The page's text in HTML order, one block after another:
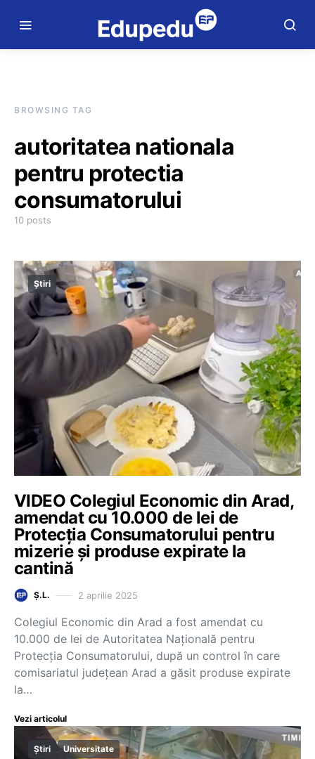
BROWSING TAG
autoritatea nationala
pentru protectia
consumatorului
10 posts
Știri
VIDEO Colegiul Economic din Arad,
amendat cu 10.000 de lei de
Protecția Consumatorului pentru
mizerie și produse expirate la
cantină
Ș.L. 2 aprilie 2025
Colegiul Economic din Arad a fost amendat cu
10.000 de lei de Autoritatea Națională pentru
Protecția Consumatorului, după un control în care
comisariatul județean Arad a găsit produse expirate
la…
Vezi articolul
Știri Universitate